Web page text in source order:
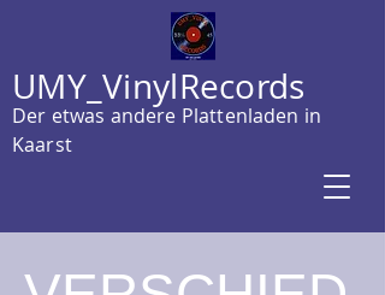
UMY_VinylRecords
Der etwas andere Plattenladen in
Kaarst